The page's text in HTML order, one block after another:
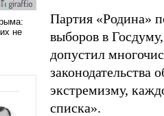
Партия «Родина»
выборов в
допустил
законодательства
экстремизму,
списка».